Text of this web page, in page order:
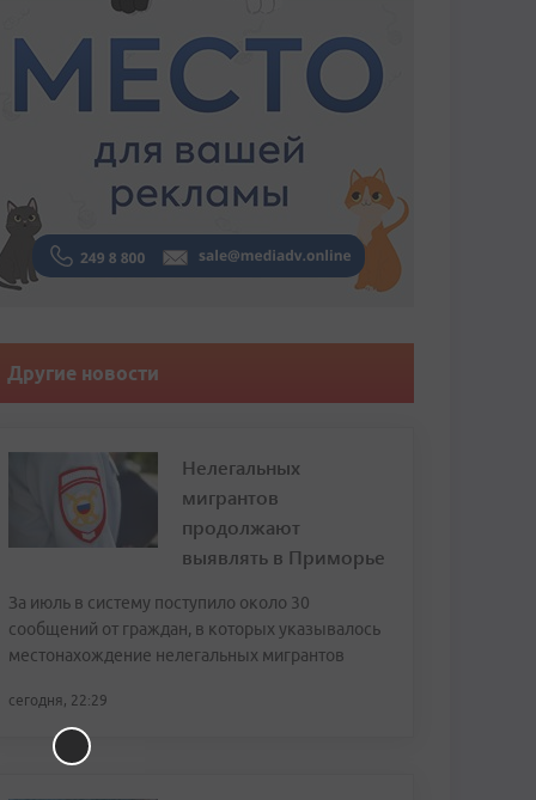
Другие новости
Нелегальных
мигрантов
продолжают
выявлять в Приморье
За июль в систему поступило около 30
сообщений от граждан, в которых указывалось
местонахождение нелегальных мигрантов
сегодня, 22:29